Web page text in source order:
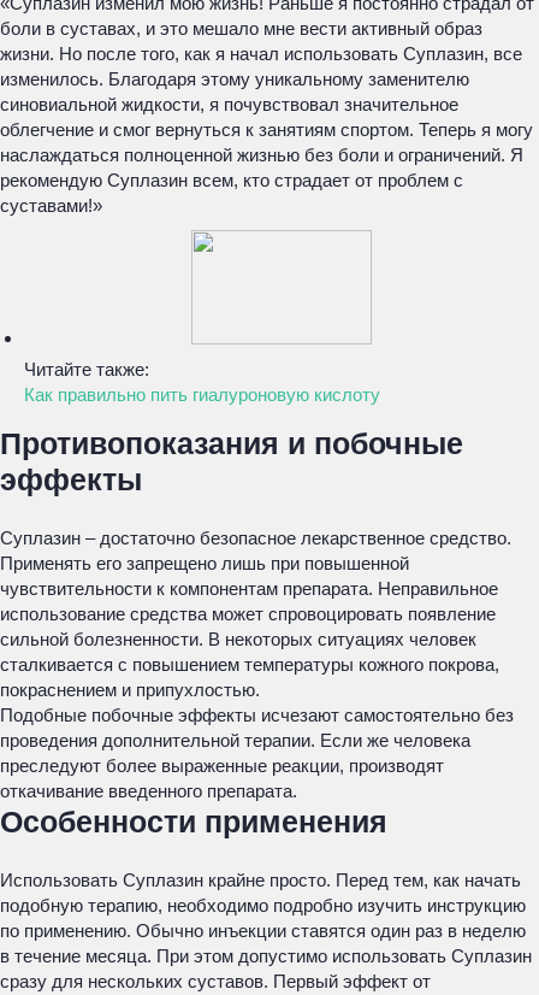
боли в суставах, и это мешало мне вести активный образ
жизни. Но после того, как я начал использовать Суплазин, все
изменилось. Благодаря этому уникальному заменителю
синовиальной жидкости, я почувствовал значительное
облегчение и смог вернуться к занятиям спортом. Теперь я могу
наслаждаться полноценной жизнью без боли и ограничений. Я
рекомендую Суплазин всем, кто страдает от проблем с
суставами!»
Читайте также:
Как правильно пить гиалуроновую кислоту
Противопоказания и побочные
эффекты
Суплазин – достаточно безопасное лекарственное средство.
Применять его запрещено лишь при повышенной
чувствительности к компонентам препарата. Неправильное
использование средства может спровоцировать появление
сильной болезненности. В некоторых ситуациях человек
сталкивается с повышением температуры кожного покрова,
покраснением и припухлостью.
Подобные побочные эффекты исчезают самостоятельно без
проведения дополнительной терапии. Если же человека
преследуют более выраженные реакции, производят
откачивание введенного препарата.
Особенности применения
Использовать Суплазин крайне просто. Перед тем, как начать
подобную терапию, необходимо подробно изучить инструкцию
по применению. Обычно инъекции ставятся один раз в неделю
в течение месяца. При этом допустимо использовать Суплазин
сразу для нескольких суставов. Первый эффект от